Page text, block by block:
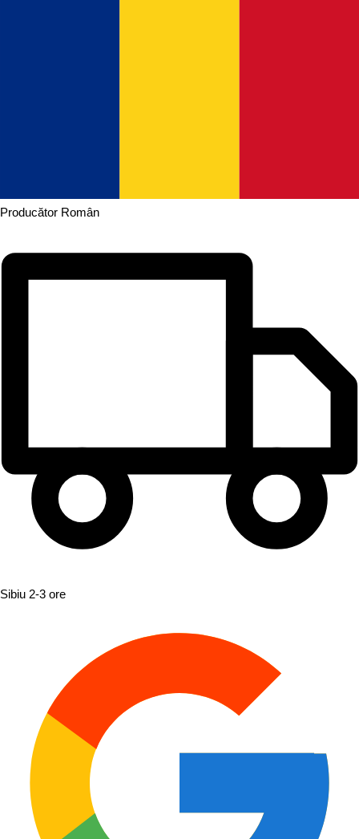
Producător Român
Sibiu 2-3 ore